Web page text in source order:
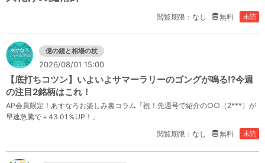
未読
無料
閲覧期限：なし
億の鐘と相場の杖
2026/08/01 15:00
【底打ちコツン】いよいよサマーラリーのゴングが鳴る!?今週
の注目2銘柄はこれ！
AP会員限定！あすなろお楽しみ裏コラム「祝！先週号で紹介の○○（2***）が
早速急騰で＋43.01％UP！」
未読
無料
閲覧期限：なし